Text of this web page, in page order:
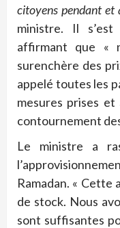
citoyens pendant et
ministre. Il
affirmant que «
surenchère des
appelé toutes les
mesures prises
contournement
Le ministre a
Ramadan. « Cette
de stock. Nous
sont suffisantes